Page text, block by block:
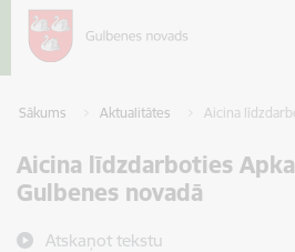
Sākums Aktualitātes Aicina
Aicina līdzdarboties
Gulbenes novadā
Atskaņot tekstu